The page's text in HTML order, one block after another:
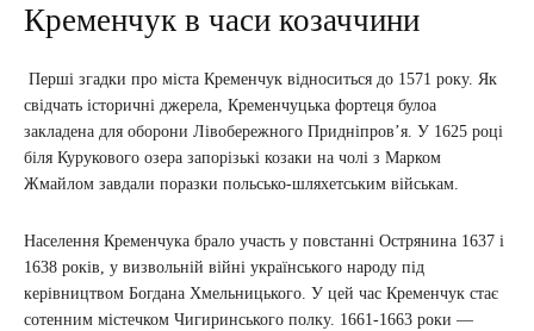
Кременчук в часи козаччини
Перші згадки про міста Кременчук відноситься до 1571 року. Як
свідчать історичні джерела, Кременчуцька фортеця булоа
закладена для оборони Лівобережного Придніпров’я. У 1625 році
біля Курукового озера запорізькі козаки на чолі з Марком
Жмайлом завдали поразки польсько-шляхетським військам.
Населення Кременчука брало участь у повстанні Острянина 1637 і
1638 років, у визвольній війні українського народу під
керівництвом Богдана Хмельницького. У цей час Кременчук стає
сотенним містечком Чигиринського полку. 1661-1663 роки —